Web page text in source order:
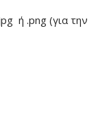
ή .png (για την